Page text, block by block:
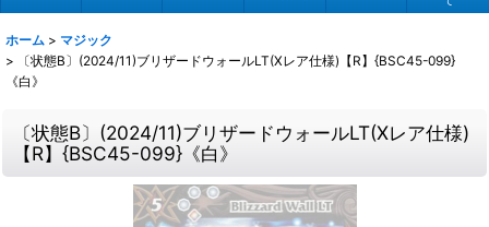
ホーム > マジック
>
〔状態B〕(2024/11)ブリザードウォールLT(Xレア仕様)【R】{BSC45-099}
《白》
〔状態B〕(2024/11)ブリザードウォールLT(Xレア仕様)
【R】{BSC45-099}《白》